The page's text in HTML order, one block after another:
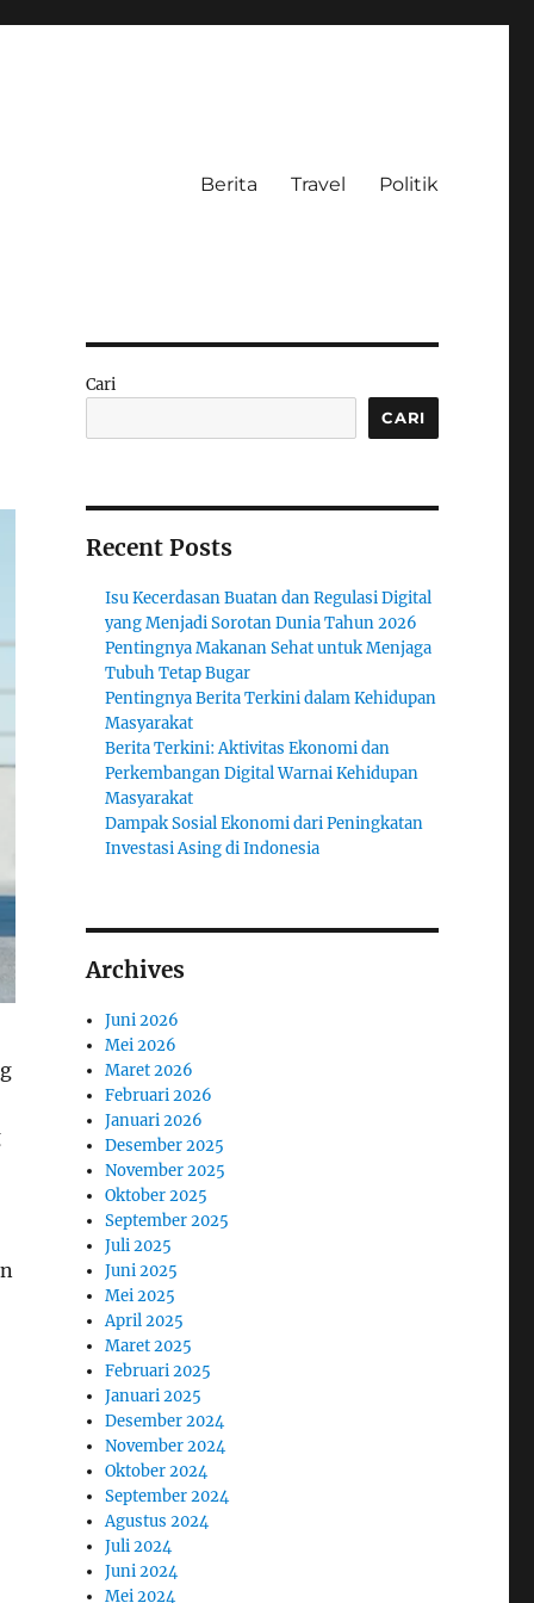
Berita Travel Politik
Cari
CARI
Recent Posts
Isu Kecerdasan Buatan dan Regulasi Digital
yang Menjadi Sorotan Dunia Tahun 2026
Pentingnya Makanan Sehat untuk Menjaga
Tubuh Tetap Bugar
Pentingnya Berita Terkini dalam Kehidupan
Masyarakat
Berita Terkini: Aktivitas Ekonomi dan
Perkembangan Digital Warnai Kehidupan
Masyarakat
Dampak Sosial Ekonomi dari Peningkatan
Investasi Asing di Indonesia
Archives
Juni 2026
Mei 2026
Maret 2026
Februari 2026
Januari 2026
Desember 2025
November 2025
Oktober 2025
September 2025
Juli 2025
Juni 2025
Mei 2025
April 2025
Maret 2025
Februari 2025
Januari 2025
Desember 2024
November 2024
Oktober 2024
September 2024
Agustus 2024
Juli 2024
Juni 2024
Mei 2024